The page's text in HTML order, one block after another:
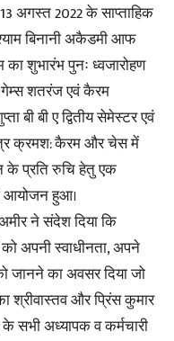
अगस्त 2022 के साप्ताहिक
बिनानी अकैडमी आफ
शुभारंभ पुनः ध्वजारोहण
शतरंज एवं कैरम
बी बी ए द्वितीय सेमेस्टर एवं
क्रमश: कैरम और चेस में
प्रति रुचि हेतु एक
आयोजन हुआ।
ने संदेश दिया कि
अपनी स्वाधीनता, अपने
जानने का अवसर दिया जो
श्रीवास्तव और प्रिंस कुमार
सभी अध्यापक व कर्मचारी